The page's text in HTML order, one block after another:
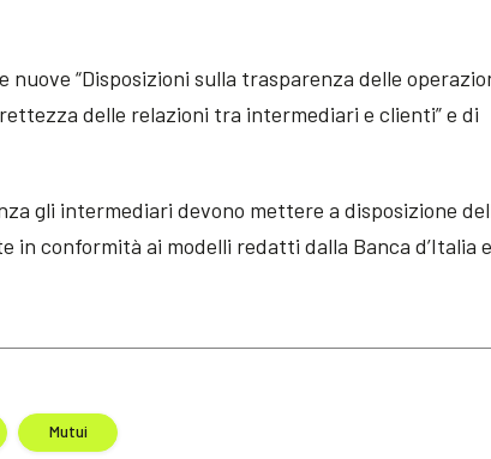
Mutui
“Disposizioni sulla trasparenza delle
delle relazioni tra intermediari e clienti” e di
gli intermediari devono mettere a disposizione
in conformità ai modelli redatti dalla Banca d’Italia e